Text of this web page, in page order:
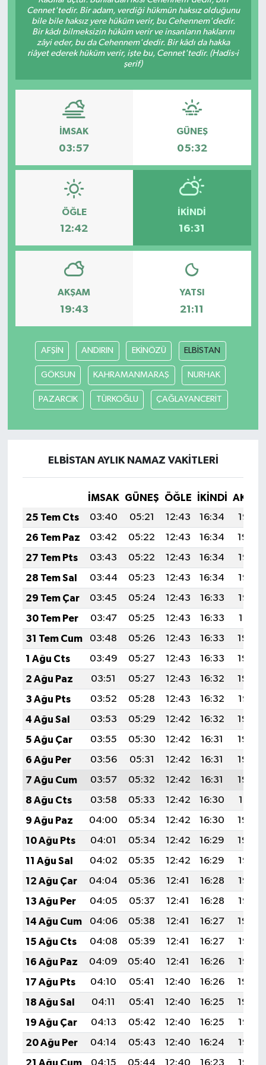
Cennet'tedir. Bir adam, verdiği hükmün haksız olduğunu
bile bile haksız yere hüküm verir, bu Cehennem'dedir.
Bir kâdı bilmeksizin hüküm verir ve insanların haklarını
zâyi eder, bu da Cehennem'dedir. Bir kâdı da hakka
riâyet ederek hüküm verir, işte bu, Cennet'tedir. (Hadis-i
şerif)
İMSAK
03:57
GÜNEŞ
05:32
ÖĞLE
12:42
İKINDI
16:31
AKŞAM
19:43
YATSI
21:11
AFŞİN ANDIRIN EKİNÖZÜ ELBİSTAN
GÖKSUN KAHRAMANMARAŞ NURHAK
PAZARCIK TÜRKOĞLU ÇAĞLAYANCERİT
ELBİSTAN AYLIK NAMAZ VAKITLERI
İMSAK GÜNEŞ ÖĞLE İKINDI
25 Tem Cts
03:40 05:21 12:43 16:34
19:55
26 Tem Paz
03:42 05:22 12:43 16:34
19:54
27 Tem Pts
03:43 05:22 12:43 16:34
19:53
28 Tem Sal
03:44 05:23 12:43 16:34
19:52
29 Tem Çar
03:45 05:24 12:43 16:33
19:52
30 Tem Per
03:47 05:25 12:43 16:33
19:51
31 Tem Cum
03:48 05:26 12:43 16:33
19:50
1 Ağu Cts
03:49 05:27 12:43 16:33
19:49
2 Ağu Paz
03:51 05:27 12:43 16:32
19:48
3 Ağu Pts
03:52 05:28 12:43 16:32
19:47
4 Ağu Sal
03:53 05:29 12:42 16:32
19:46
5 Ağu Çar
03:55 05:30 12:42 16:31
19:45
6 Ağu Per
03:56 05:31 12:42 16:31
19:44
7 Ağu Cum
03:57 05:32 12:42 16:31
19:43
8 Ağu Cts
03:58 05:33 12:42 16:30
19:41
9 Ağu Paz
04:00 05:34 12:42 16:30
19:40
10 Ağu Pts
04:01 05:34 12:42 16:29
19:39
11 Ağu Sal
04:02 05:35 12:42 16:29
19:38
12 Ağu Çar
04:04 05:36 12:41 16:28
19:37
13 Ağu Per
04:05 05:37 12:41 16:28
19:35
14 Ağu Cum
04:06 05:38 12:41 16:27
19:34
15 Ağu Cts
04:08 05:39 12:41 16:27
19:33
16 Ağu Paz
04:09 05:40 12:41 16:26
19:32
17 Ağu Pts
04:10 05:41 12:40 16:26
19:30
18 Ağu Sal
04:11 05:41 12:40 16:25
19:29
19 Ağu Çar
04:13 05:42 12:40 16:25
19:28
20 Ağu Per
04:14 05:43 12:40 16:24
19:26
21 Ağu Cum
04:15 05:44 12:40 16:23 19:25
SAĞLIK
EĞİTİM
BÖLGE
KEŞFET
POPÜLER
DÜNYA
MEDYA
OTOMOTİV
TEKNOLOJİ
YAŞAM
KÜLTÜR SANAT